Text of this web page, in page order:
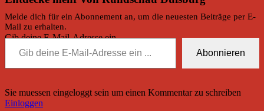
Melde dich für ein Abonnement an, um die neuesten Beiträge per E-
Mail zu erhalten.
Gib deine E-Mail-Adresse ein ...
Abonnieren
Sie muessen eingeloggt sein um einen Kommentar zu schreiben
Einloggen